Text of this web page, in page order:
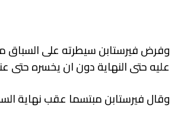
وفرض فيرستابن سيطرته على السباق
عليه حتى النهاية دون ان يخسره حتى
وقال فيرستابن مبتسما عقب نهاية السباق “أنا سعيد